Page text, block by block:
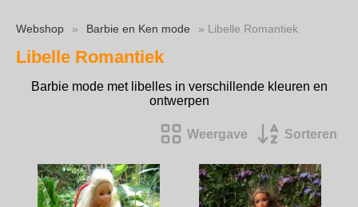
Webshop » Barbie en Ken mode » Libelle Romantiek
Libelle Romantiek
Barbie mode met libelles in verschillende kleuren en
ontwerpen
Weergave Sorteren